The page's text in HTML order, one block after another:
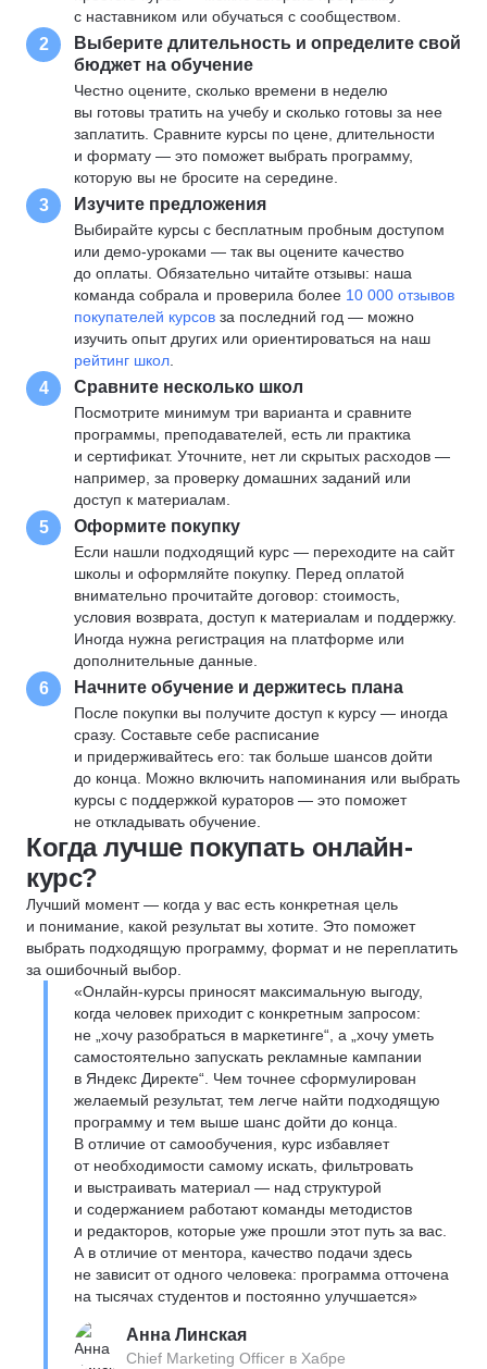
с наставником или обучаться с сообществом.
2
Выберите длительность и определите свой
бюджет на обучение
Честно оцените, сколько времени в неделю
вы готовы тратить на учебу и сколько готовы за нее
заплатить. Сравните курсы по цене, длительности
и формату — это поможет выбрать программу,
которую вы не бросите на середине.
3 Изучите предложения
Выбирайте курсы с бесплатным пробным доступом
или демо-уроками — так вы оцените качество
до оплаты. Обязательно читайте отзывы: наша
команда собрала и проверила более 10 000 отзывов
покупателей курсов за последний год — можно
изучить опыт других или ориентироваться на наш
рейтинг школ
4 Сравните несколько школ
Посмотрите минимум три варианта и сравните
программы, преподавателей, есть ли практика
и сертификат. Уточните, нет ли скрытых расходов —
например, за проверку домашних заданий или
доступ к материалам.
5 Оформите покупку
Если нашли подходящий курс — переходите на сайт
школы и оформляйте покупку. Перед оплатой
внимательно прочитайте договор: стоимость,
условия возврата, доступ к материалам и поддержку.
Иногда нужна регистрация на платформе или
дополнительные данные.
6 Начните обучение и держитесь плана
После покупки вы получите доступ к курсу — иногда
сразу. Составьте себе расписание
и придерживайтесь его: так больше шансов дойти
до конца. Можно включить напоминания или выбрать
курсы с поддержкой кураторов — это поможет
не откладывать обучение.
Когда лучше покупать онлайн-
курс?
Лучший момент — когда у вас есть конкретная цель
и понимание, какой результат вы хотите. Это поможет
выбрать подходящую программу, формат и не переплатить
за ошибочный выбор.
«Онлайн-курсы приносят максимальную выгоду,
когда человек приходит с конкретным запросом:
не „хочу разобраться в маркетинге“, а „хочу уметь
самостоятельно запускать рекламные кампании
в Яндекс Директе“. Чем точнее сформулирован
желаемый результат, тем легче найти подходящую
программу и тем выше шанс дойти до конца.
В отличие от самообучения, курс избавляет
от необходимости самому искать, фильтровать
и выстраивать материал — над структурой
и содержанием работают команды методистов
и редакторов, которые уже прошли этот путь за вас.
А в отличие от ментора, качество подачи здесь
не зависит от одного человека: программа отточена
на тысячах студентов и постоянно улучшается»
Анна Линская
Chief Marketing Officer в Хабре